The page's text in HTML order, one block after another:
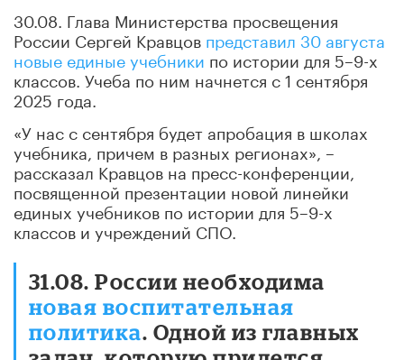
30.08. Глава Министерства просвещения
России Сергей Кравцов представил 30 августа
новые единые учебники по истории для 5–9-х
классов. Учеба по ним начнется с 1 сентября
2025 года.
«У нас с сентября будет апробация в школах
учебника, причем в разных регионах», –
рассказал Кравцов на пресс-конференции,
посвященной презентации новой линейки
единых учебников по истории для 5–9-х
классов и учреждений СПО.
31.08. России необходима
новая воспитательная
политика. Одной из главных